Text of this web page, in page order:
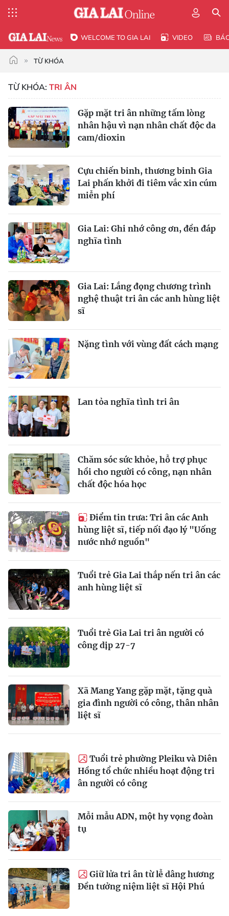
WELCOME TO GIA LAI VIDEO
TỪ KHÓA
TỪ KHÓA: TRI ÂN
Gặp mặt tri ân những tấm lòng
nhân hậu vì nạn nhân chất độc da
cam/dioxin
Cựu chiến binh, thương binh Gia
Lai phấn khởi đi tiêm vắc xin cúm
miễn phí
Gia Lai: Ghi nhớ công ơn, đền đáp
nghĩa tình
Gia Lai: Lắng đọng chương trình
nghệ thuật tri ân các anh hùng liệt
sĩ
Nặng tình với vùng đất cách mạng
Lan tỏa nghĩa tình tri ân
Chăm sóc sức khỏe, hỗ trợ phục
hồi cho người có công, nạn nhân
chất độc hóa học
Điểm tin trưa: Tri ân các Anh
hùng liệt sĩ, tiếp nối đạo lý "Uống
nước nhớ nguồn"
Tuổi trẻ Gia Lai thắp nến tri ân các
anh hùng liệt sĩ
Tuổi trẻ Gia Lai tri ân người có
công dịp 27-7
Xã Mang Yang gặp mặt, tặng quà
gia đình người có công, thân nhân
liệt sĩ
Tuổi trẻ phường Pleiku và Diên
Hồng tổ chức nhiều hoạt động tri
ân người có công
Mỗi mẫu ADN, một hy vọng đoàn
tụ
Giữ lửa tri ân từ lễ dâng hương
Đền tưởng niệm liệt sĩ Hội Phú